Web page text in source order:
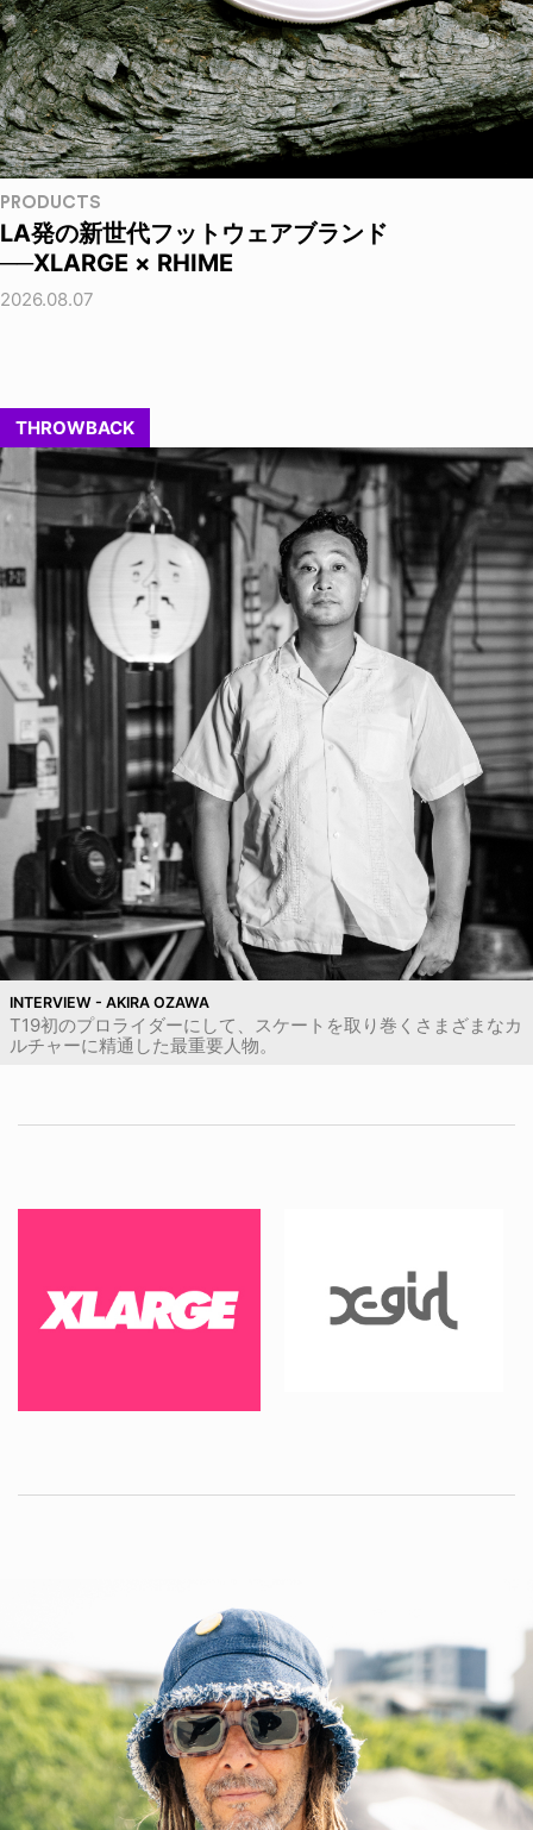
PRODUCTS
LA発の新世代フットウェアブランド
──XLARGE × RHIME
2026.08.07
THROWBACK
INTERVIEW - AKIRA OZAWA
T19初のプロライダーにして、スケートを取り巻くさまざまなカ
ルチャーに精通した最重要人物。